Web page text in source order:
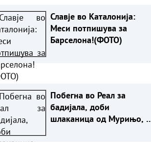
Славје во Каталонија:
Меси потпишува за
Барселона!(ФОТО)
Побегна во Реал за
бадијала, доби
шлаканица од Мурињо, а